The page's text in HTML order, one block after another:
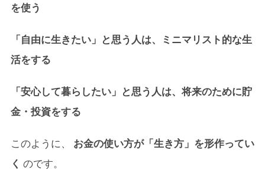
を使う
「自由に生きたい」と思う人は、ミニマリスト的な生
活をする
「安心して暮らしたい」と思う人は、将来のために貯
金・投資をする
このように、 お金の使い方が「生き方」を形作ってい
く のです。